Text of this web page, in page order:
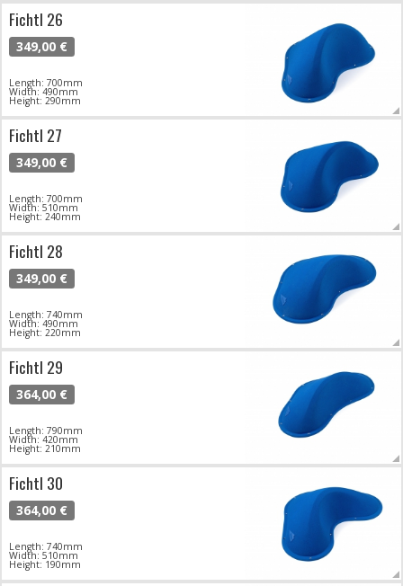
Fichtl 26
349,00 €
Length: 700mm
Width: 490mm
Height: 290mm
Fichtl 27
349,00 €
Length: 700mm
Width: 510mm
Height: 240mm
Fichtl 28
349,00 €
Length: 740mm
Width: 490mm
Height: 220mm
Fichtl 29
364,00 €
Length: 790mm
Width: 420mm
Height: 210mm
Fichtl 30
364,00 €
Length: 740mm
Width: 510mm
Height: 190mm